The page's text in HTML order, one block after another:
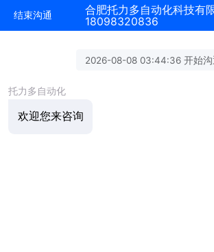
结束沟通
18098320836
2026-08-08 03:44:36 开始沟
托力多自动化
欢迎您来咨询